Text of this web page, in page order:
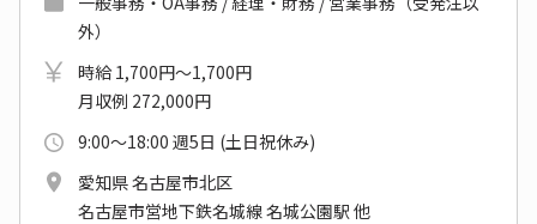
外）
時給 1,700円～1,700円
月収例 272,000円
9:00～18:00 週5日 (土日祝休み)
愛知県 名古屋市北区
名古屋市営地下鉄名城線 名城公園駅 他